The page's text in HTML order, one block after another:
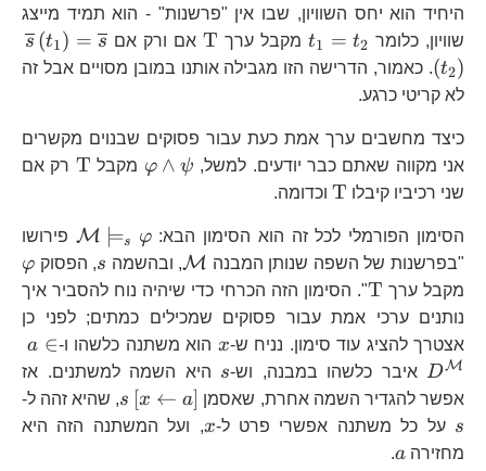
היחיד הוא יחס השוויון, שבו אין "פרשנות" - הוא תמיד מייצג
שוויון, כלומר
t_{1}=t_{2} t1 = t2 מקבל ערך\text{T}
Tאם ורק אם s (t1) = s
(t2)
. כאמור, הדרישה הזו מגבילה אותנו במובן מסויים אבל זה
לא קריטי כרגע.
כיצד מחשבים ערך אמת כעת עבור פסוקים שבנוים מקשרים
אני מקווה שאתם כבר יודעים. למשל,
φ ∧ ψ מקבל T רק אם
שני רכיביו קיבלו T וכדומה.
הסימון הפורמלי לכל זה הוא הסימון הבא: M ⊨s φ
פירושו
"בפרשנות של השפה שנותן המבנה
\mathcal{M}
M, ובהשמה s
s, הפסוק φ
מקבל ערך \text{T} T". הסימון הזה הכרחי כדי שיהיה נוח להסביר איך
נותנים ערכי אמת עבור פסוקים שמכילים כמתים; לפני כן
אצטרך להציג עוד סימון. נניח ש-
x
x הוא משתנה כלשהו ו- a ∈
D M איבר כלשהו במבנה, וש-
s
s היא השמה למשתנים. אז
אפשר להגדיר השמה אחרת, שאסמן
a\right]
s [x ← a] , שהיא זהה ל-
s על כל משתנה אפשרי פרט ל-
x
x, ועל המשתנה הזה היא
מחזירה a
.